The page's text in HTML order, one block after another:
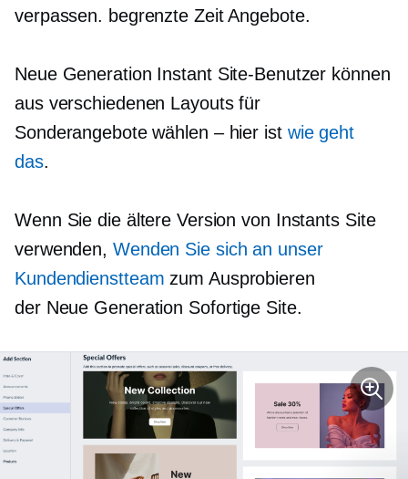
verpassen. begrenzte ZeitAngebote.
Neue Generation Instant Site-Benutzer können
aus verschiedenen Layouts für
Sonderangebote wählen – hier ist wie geht
das.
Wenn Sie die ältere Version von Instants Site
verwenden, Wenden Sie sich an unser
Kundendienstteam zum Ausprobieren
der Neue Generation Sofortige Site.